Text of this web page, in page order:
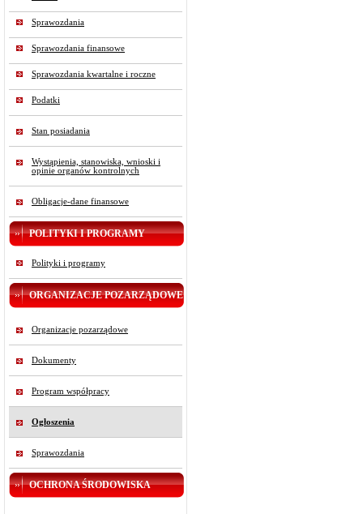
Sprawozdania
Sprawozdania finansowe
Sprawozdania kwartalne i roczne
Podatki
Stan posiadania
Wystąpienia, stanowiska, wnioski i
opinie organów kontrolnych
Obligacje-dane finansowe
POLITYKI I PROGRAMY
Polityki i programy
ORGANIZACJE POZARZĄDOWE
Organizacje pozarządowe
Dokumenty
Program współpracy
Ogłoszenia
Sprawozdania
OCHRONA ŚRODOWISKA